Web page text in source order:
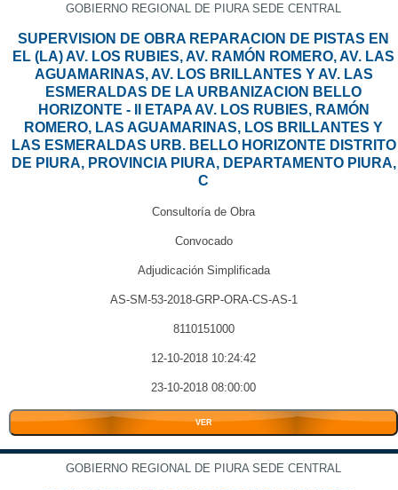
GOBIERNO REGIONAL DE PIURA SEDE CENTRAL
SUPERVISION DE OBRA REPARACION DE PISTAS EN
EL (LA) AV. LOS RUBIES, AV. RAMÓN ROMERO, AV. LAS
AGUAMARINAS, AV. LOS BRILLANTES Y AV. LAS
ESMERALDAS DE LA URBANIZACION BELLO
HORIZONTE - II ETAPA AV. LOS RUBIES, RAMÓN
ROMERO, LAS AGUAMARINAS, LOS BRILLANTES Y
LAS ESMERALDAS URB. BELLO HORIZONTE DISTRITO
DE PIURA, PROVINCIA PIURA, DEPARTAMENTO PIURA,
C
Consultoría de Obra
Convocado
Adjudicación Simplificada
AS-SM-53-2018-GRP-ORA-CS-AS-1
8110151000
12-10-2018 10:24:42
23-10-2018 08:00:00
VER
GOBIERNO REGIONAL DE PIURA SEDE CENTRAL